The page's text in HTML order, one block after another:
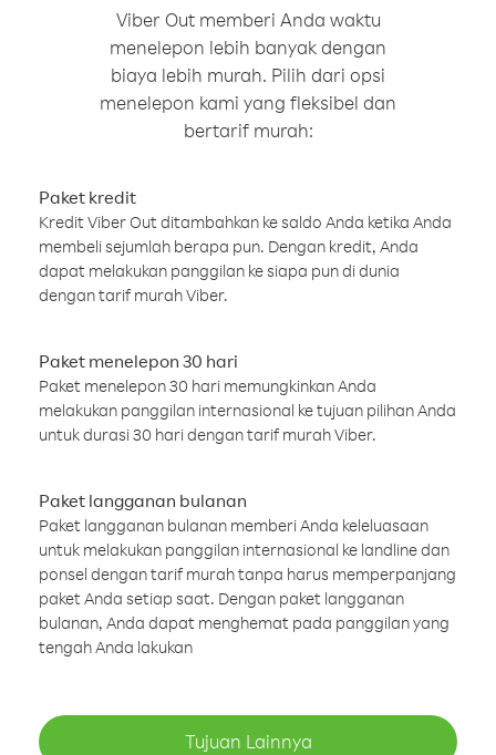
Viber Out memberi Anda waktu
menelepon lebih banyak dengan
biaya lebih murah. Pilih dari opsi
menelepon kami yang fleksibel dan
bertarif murah:
Paket kredit
Kredit Viber Out ditambahkan ke saldo Anda ketika Anda
membeli sejumlah berapa pun. Dengan kredit, Anda
dapat melakukan panggilan ke siapa pun di dunia
dengan tarif murah Viber.
Paket menelepon 30 hari
Paket menelepon 30 hari memungkinkan Anda
melakukan panggilan internasional ke tujuan pilihan Anda
untuk durasi 30 hari dengan tarif murah Viber.
Paket langganan bulanan
Paket langganan bulanan memberi Anda keleluasaan
untuk melakukan panggilan internasional ke landline dan
ponsel dengan tarif murah tanpa harus memperpanjang
paket Anda setiap saat. Dengan paket langganan
bulanan, Anda dapat menghemat pada panggilan yang
tengah Anda lakukan
Tujuan Lainnya